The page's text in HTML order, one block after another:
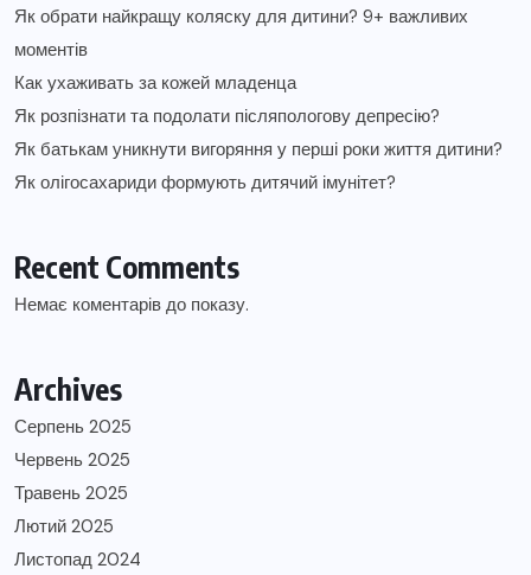
Як обрати найкращу коляску для дитини? 9+ важливих
моментів
Как ухаживать за кожей младенца
Як розпізнати та подолати післяпологову депресію?
Як батькам уникнути вигоряння у перші роки життя дитини?
Як олігосахариди формують дитячий імунітет?
Recent Comments
Немає коментарів до показу.
Archives
Серпень 2025
Червень 2025
Травень 2025
Лютий 2025
Листопад 2024